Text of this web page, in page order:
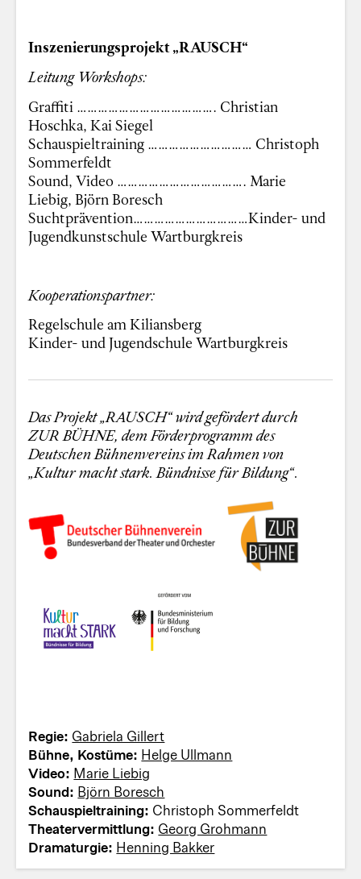
Inszenierungsprojekt „RAUSCH“
Leitung Workshops:
Graffiti …………………………………. Christian
Hoschka, Kai Siegel
Schauspieltraining ………………………… Christoph
Sommerfeldt
Sound, Video ………………………………. Marie
Liebig, Björn Boresch
Suchtprävention……………………………Kinder- und
Jugendkunstschule Wartburgkreis
Kooperationspartner:
Regelschule am Kiliansberg
Kinder- und Jugendschule Wartburgkreis
Das Projekt „RAUSCH“ wird gefördert durch
ZUR BÜHNE, dem Förderprogramm des
Deutschen Bühnenvereins im Rahmen von
„Kultur macht stark. Bündnisse für Bildung“.
Regie: Gabriela Gillert
Bühne, Kostüme: Helge Ullmann
Video: Marie Liebig
Sound: Björn Boresch
Schauspieltraining: Christoph Sommerfeldt
Theatervermittlung: Georg Grohmann
Dramaturgie: Henning Bakker